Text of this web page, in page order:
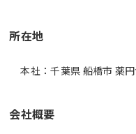
所在地
本社：千葉県 船橋市 薬
会社概要